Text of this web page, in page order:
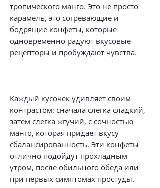
тропического манго. Это не просто
карамель, это согревающие и
бодрящие конфеты, которые
одновременно радуют вкусовые
рецепторы и пробуждают чувства.
Каждый кусочек удивляет своим
контрастом: сначала слегка сладкий,
затем слегка жгучий, с сочностью
манго, которая придаёт вкусу
сбалансированность. Эти конфеты
отлично подойдут прохладным
утром, после обильного обеда или
при первых симптомах простуды.